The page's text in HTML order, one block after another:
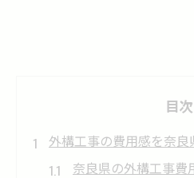
目次
外構工事の費用感を奈良
奈良県の外構工事費